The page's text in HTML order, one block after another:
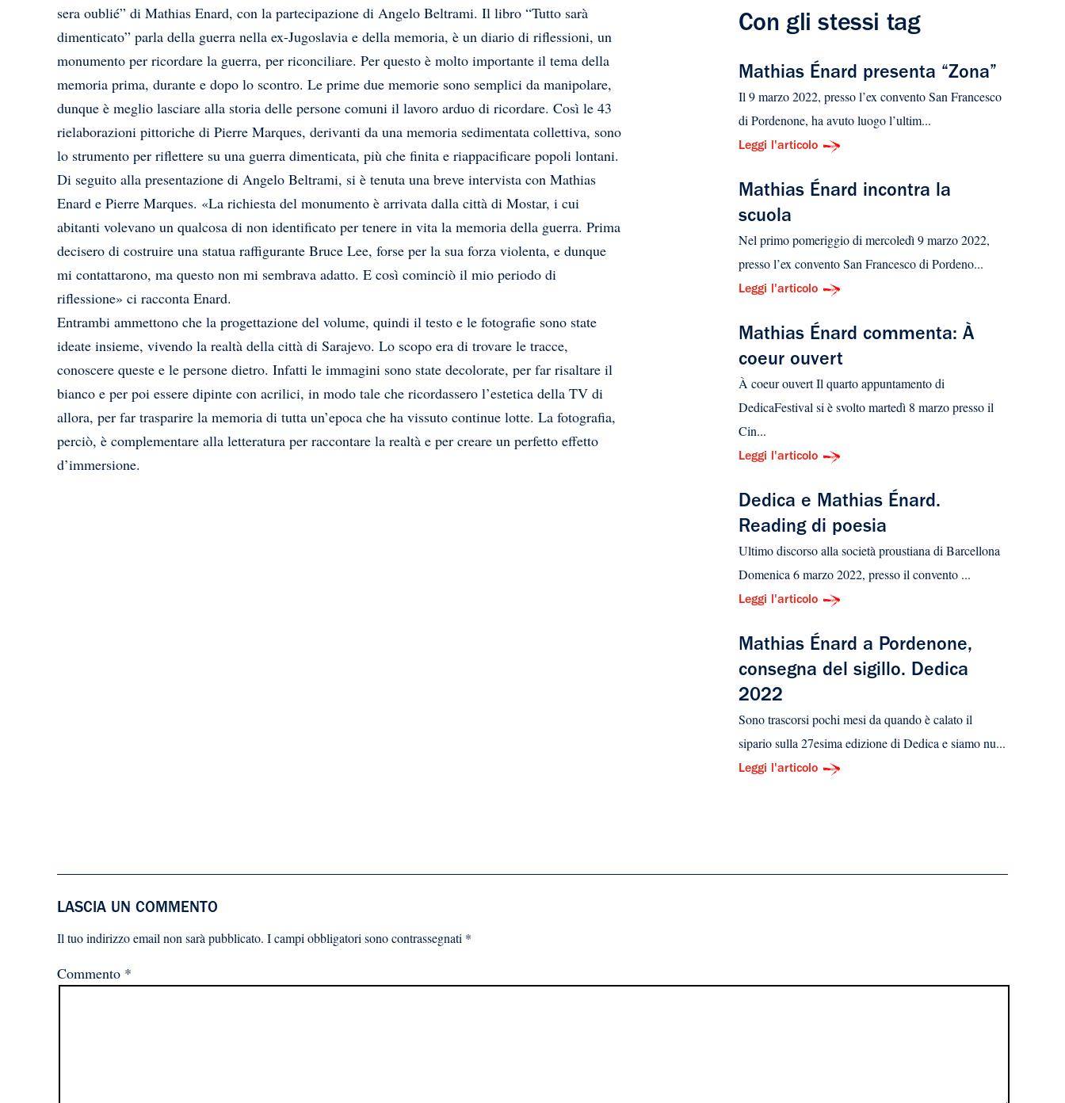
sera oublié” di Mathias Enard, con la partecipazione di Angelo Beltrami. Il libro “Tutto sarà
dimenticato” parla della guerra nella ex-Jugoslavia e della memoria, è un diario di riflessioni, un
monumento per ricordare la guerra, per riconciliare. Per questo è molto importante il tema della
memoria prima, durante e dopo lo scontro. Le prime due memorie sono semplici da manipolare,
dunque è meglio lasciare alla storia delle persone comuni il lavoro arduo di ricordare. Così le 43
rielaborazioni pittoriche di Pierre Marques, derivanti da una memoria sedimentata collettiva, sono
lo strumento per riflettere su una guerra dimenticata, più che finita e riappacificare popoli lontani.
Di seguito alla presentazione di Angelo Beltrami, si è tenuta una breve intervista con Mathias
Enard e Pierre Marques. «La richiesta del monumento è arrivata dalla città di Mostar, i cui
abitanti volevano un qualcosa di non identificato per tenere in vita la memoria della guerra. Prima
decisero di costruire una statua raffigurante Bruce Lee, forse per la sua forza violenta, e dunque
mi contattarono, ma questo non mi sembrava adatto. E così cominciò il mio periodo di
riflessione» ci racconta Enard.
Entrambi ammettono che la progettazione del volume, quindi il testo e le fotografie sono state
ideate insieme, vivendo la realtà della città di Sarajevo. Lo scopo era di trovare le tracce,
conoscere queste e le persone dietro. Infatti le immagini sono state decolorate, per far risaltare il
bianco e per poi essere dipinte con acrilici, in modo tale che ricordassero l’estetica della TV di
allora, per far trasparire la memoria di tutta un’epoca che ha vissuto continue lotte. La fotografia,
perciò, è complementare alla letteratura per raccontare la realtà e per creare un perfetto effetto
d’immersione.
Con gli stessi tag
Mathias Énard presenta “Zona”
Il 9 marzo 2022, presso l’ex convento San Francesco
di Pordenone, ha avuto luogo l’ultim...
Leggi l'articolo
Mathias Énard incontra la
scuola
Nel primo pomeriggio di mercoledì 9 marzo 2022,
presso l’ex convento San Francesco di Pordeno...
Leggi l'articolo
Mathias Énard commenta: À
coeur ouvert
À coeur ouvert Il quarto appuntamento di
DedicaFestival si è svolto martedì 8 marzo presso il
Cin...
Leggi l'articolo
Dedica e Mathias Énard.
Reading di poesia
Ultimo discorso alla società proustiana di Barcellona
Domenica 6 marzo 2022, presso il convento ...
Leggi l'articolo
Mathias Énard a Pordenone,
consegna del sigillo. Dedica
2022
Sono trascorsi pochi mesi da quando è calato il
sipario sulla 27esima edizione di Dedica e siamo nu...
Leggi l'articolo
LASCIA UN COMMENTO
Il tuo indirizzo email non sarà pubblicato. I campi obbligatori sono contrassegnati *
Commento *